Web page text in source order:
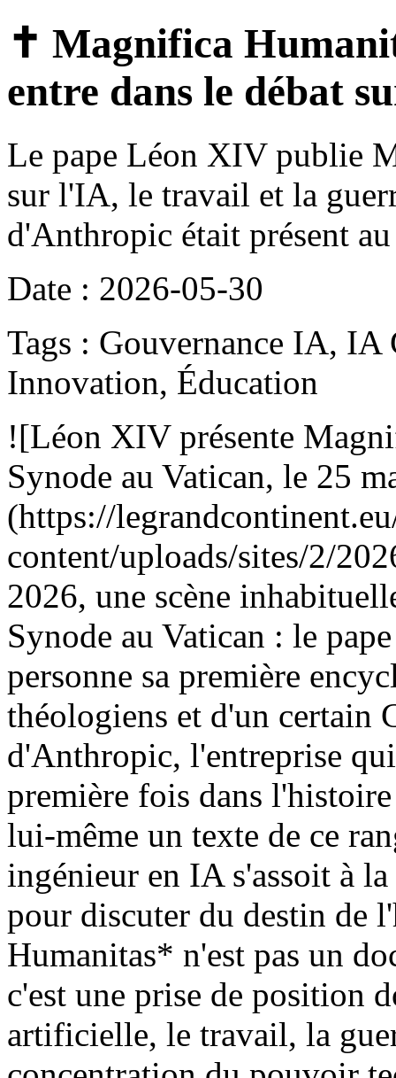
✝️ Magnifica
entre dans le débat
Le pape Léon XIV publie
sur l'IA, le travail et la
d'Anthropic était présent
Date : 2026-05-30
Tags : Gouvernance IA,
Innovation, Éducation
![Léon XIV présente
Synode au Vatican, le 25
(https://
content/uploads/sites/2/
2026, une scène
Synode au Vatican : le
personne sa première
théologiens et d'un certain
d'Anthropic, l'entreprise
première fois dans
lui-même un texte de ce
ingénieur en IA s'assoit à
pour discuter du destin de
Humanitas* n'est pas un
c'est une prise de position
artificielle, le travail, la